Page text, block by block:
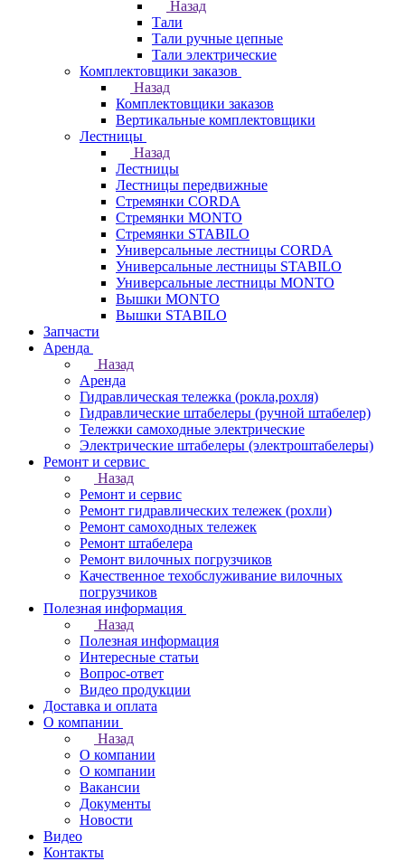
Назад
Тали
Тали ручные цепные
Тали электрические
Комплектовщики заказов
Назад
Комплектовщики заказов
Вертикальные комплектовщики
Лестницы
Назад
Лестницы
Лестницы передвижные
Стремянки CORDA
Стремянки MONTO
Стремянки STABILO
Универсальные лестницы CORDA
Универсальные лестницы STABILO
Универсальные лестницы MONTO
Вышки MONTO
Вышки STABILO
Запчасти
Аренда
Назад
Аренда
Гидравлическая тележка (рокла,рохля)
Гидравлические штабелеры (ручной штабелер)
Тележки самоходные электрические
Электрические штабелеры (электроштабелеры)
Ремонт и сервис
Назад
Ремонт и сервис
Ремонт гидравлических тележек (рохли)
Ремонт самоходных тележек
Ремонт штабелера
Ремонт вилочных погрузчиков
Качественное техобслуживание вилочных
погрузчиков
Полезная информация
Назад
Полезная информация
Интересные статьи
Вопрос-ответ
Видео продукции
Доставка и оплата
О компании
Назад
О компании
О компании
Вакансии
Документы
Новости
Видео
Контакты